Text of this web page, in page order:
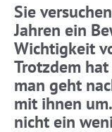
Sie
Jahren ein
Wichtigkeit
Trotzdem
man geht
mit ihnen
nicht ein